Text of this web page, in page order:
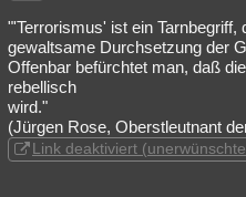
"'Terrorismus' ist ein
gewaltsame Durchsetzung der
Offenbar befürchtet man, daß
rebellisch
wird."
(Jürgen Rose, Oberstleutnant
Link deaktiviert